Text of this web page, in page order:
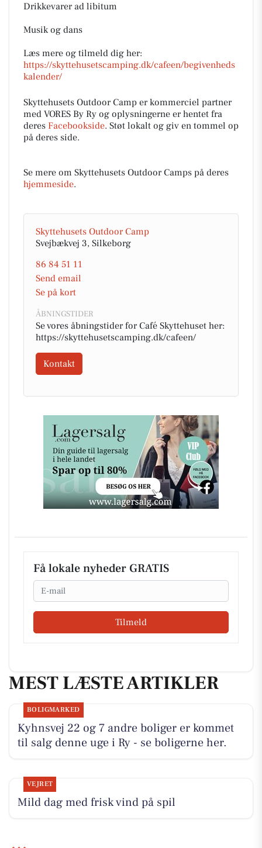
Drikkevarer ad libitum
Musik og dans
Læs mere og tilmeld dig her:
https://skyttehusetscamping.dk/cafeen/begivenheds
kalender/
Skyttehusets Outdoor Camp er kommerciel partner
med VORES By Ry og oplysningerne er hentet fra
deres Facebookside. Støt lokalt og giv en tommel op
på deres side.
Se mere om Skyttehusets Outdoor Camps på deres
hjemmeside.
Skyttehusets Outdoor Camp
Svejbækvej 3, Silkeborg
86 84 51 11
Send email
Se på kort
ÅBNINGSTIDER
Se vores åbningstider for Café Skyttehuset her:
https://skyttehusetscamping.dk/cafeen/
Kontakt
Få lokale nyheder GRATIS
Email
Tilmeld
MEST LÆSTE ARTIKLER
BOLIGMARKED
Kyhnsvej 22 og 7 andre boliger er kommet
til salg denne uge i Ry - se boligerne her.
VEJRET
Mild dag med frisk vind på spil